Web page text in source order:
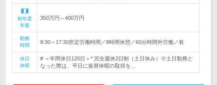
初年度
年収
350万円～400万円
勤務
時間
8:30～17:30所定労働時間／8時間休憩／60分時間外労働／有
休日
休暇
# ＜年間休日120日＞* 完全週休2日制（土日休み）※土日勤務と
なった際は、平日に振替休暇の取得を…